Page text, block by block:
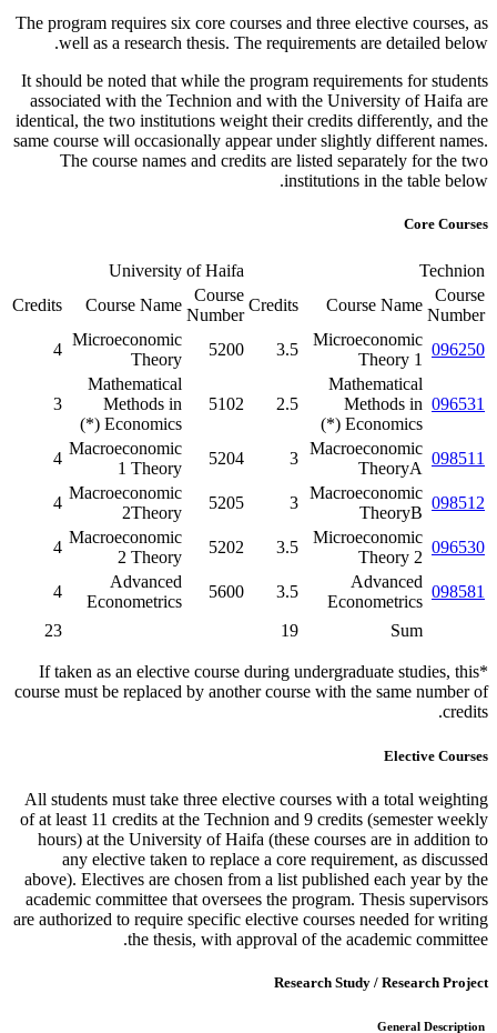
The program requires six core courses and three elective courses, as
well as a research thesis. The requirements are detailed below.
It should be noted that while the program requirements for students
associated with the Technion and with the University of Haifa are
identical, the two institutions weight their credits differently, and the
same course will occasionally appear under slightly different names.
The course names and credits are listed separately for the two
institutions in the table below.
Core Courses
Technion
University of Haifa
Course
Number
Course Name
Credits
Course
Number
Course Name
Credits
096250
Microeconomic
Theory 1
3.5
5200
Microeconomic
Theory
4
096531
Mathematical
Methods in
Economics
(*)
2.5
5102
Mathematical
Methods in
Economics
(*)
3
098511
Macroeconomic
TheoryA
3
5204
Macroeconomic
Theory
4
098512
Macroeconomic
TheoryB
3
5205
Macroeconomic
Theory
2
4
096530
Microeconomic
Theory 2
3.5
5202
Macroeconomic
Theory
4
098581
Advanced
Econometrics
3.5
5600
Advanced
Econometrics
4
Sum
19
23
*If taken as an elective course during undergraduate studies, this
course must be replaced by another course with the same number of
credits.
Elective Courses
All students must take three elective courses with a total weighting
of at least 11 credits at the Technion and 9 credits (semester weekly
hours) at the University of Haifa (these courses are in addition to
any elective taken to replace a core requirement, as discussed
above). Electives are chosen from a list published each year by the
academic committee that oversees the program. Thesis supervisors
are authorized to require specific elective courses needed for writing
the thesis, with approval of the academic committee.
Research Study / Research Project